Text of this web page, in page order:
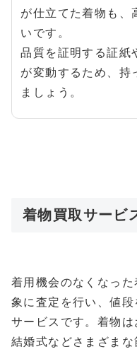
が仕立てた着物も、
いです。
品質を証明する証紙
が変動するため、持
ましょう。
着物買取サービ
着用機会のなくなっ
象に査定を行い、値
サービスです。着物は
結婚式などさまざま